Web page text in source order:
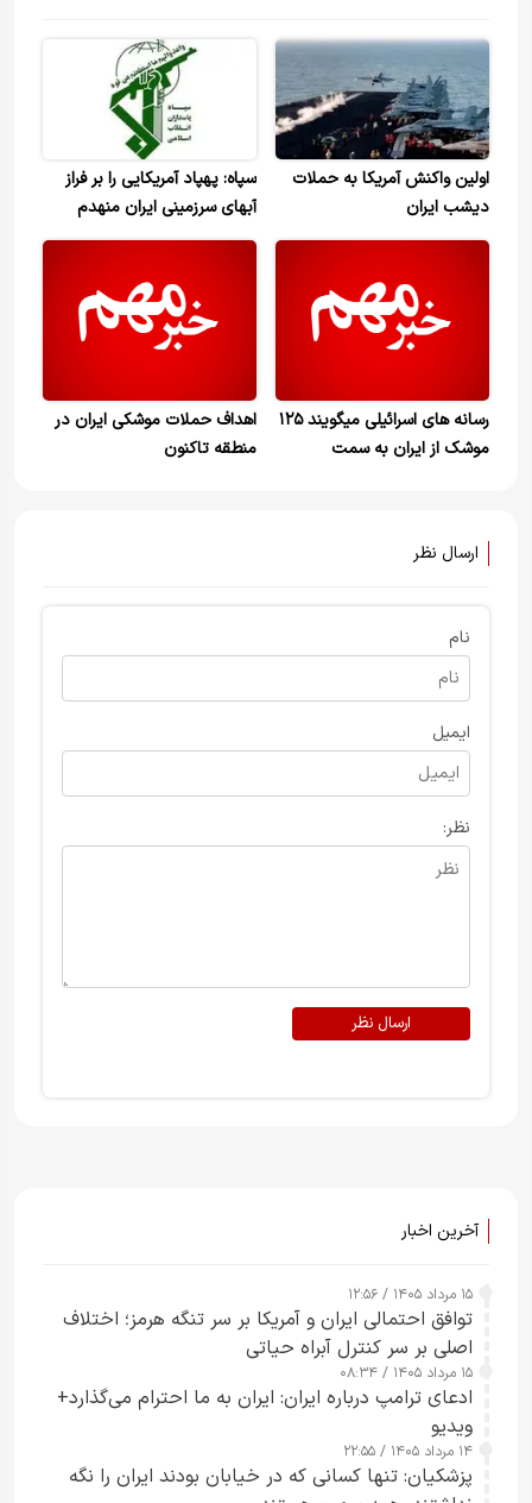
اولین واکنش آمریکا به حملات
دیشب ایران
سپاه: پهپاد آمریکایی را بر فراز
آبهای سرزمینی ایران منهدم
کردیم
رسانه های اسرائیلی میگویند ۱۲۵
موشک از ایران به سمت
اهداف حملات موشکی ایران در
منطقه تاکنون
ارسال نظر
نام
ایمیل
نظر:
ارسال نظر
آخرین اخبار
۱۵ مرداد ۱۴۰۵ / ۱۲:۵۶
توافق احتمالی ایران و آمریکا بر سر تنگه هرمز؛ اختلاف
اصلی بر سر کنترل آبراه حیاتی
۱۵ مرداد ۱۴۰۵ / ۰۸:۳۴
ادعای ترامپ درباره ایران: ایران به ما احترام می‌گذارد+
ویدیو
۱۴ مرداد ۱۴۰۵ / ۲۲:۵۵
پزشکیان: تنها کسانی که در خیابان بودند ایران را نگه